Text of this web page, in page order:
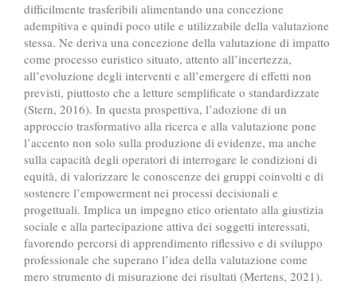
difficilmente trasferibili alimentando una concezione
adempitiva e quindi poco utile e utilizzabile della valutazione
stessa. Ne deriva una concezione della valutazione di impatto
come processo euristico situato, attento all’incertezza,
all’evoluzione degli interventi e all’emergere di effetti non
previsti, piuttosto che a letture semplificate o standardizzate
(Stern, 2016). In questa prospettiva, l’adozione di un
approccio trasformativo alla ricerca e alla valutazione pone
l’accento non solo sulla produzione di evidenze, ma anche
sulla capacità degli operatori di interrogare le condizioni di
equità, di valorizzare le conoscenze dei gruppi coinvolti e di
sostenere l’empowerment nei processi decisionali e
progettuali. Implica un impegno etico orientato alla giustizia
sociale e alla partecipazione attiva dei soggetti interessati,
favorendo percorsi di apprendimento riflessivo e di sviluppo
professionale che superano l’idea della valutazione come
mero strumento di misurazione dei risultati (Mertens, 2021).